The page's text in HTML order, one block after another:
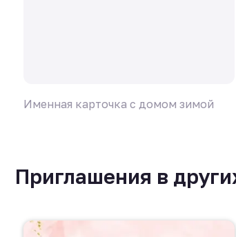
Именная карточка с домом зимой
Приглашения в